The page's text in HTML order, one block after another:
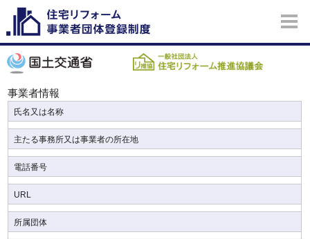
事業者情報
氏名又は名称
主たる事務所又は事業者の所在地
電話番号
URL
所属団体